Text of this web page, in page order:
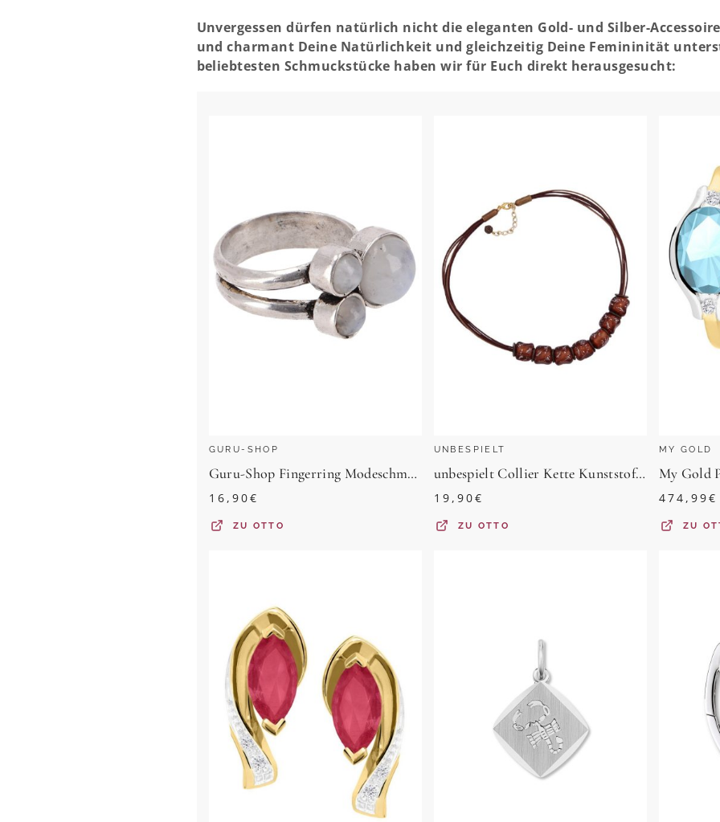
Unvergessen dürfen natürlich nicht die eleganten Gold- und Silber-
und charmant Deine Natürlichkeit und gleichzeitig Deine Femininität
beliebtesten Schmuckstücke haben wir für Euch direkt herausgesucht:
GURU-SHOP
Guru-Shop Fingerring Modeschmuck Ring, Boho Ring -..
16,90€
ZU OTTO
UNBESPIELT
unbespielt Collier Kette Kunststoff-Perlen braun-transparent-silber mit Kordel 50 cm, Modeschmuck für Damen
19,90€
ZU OTTO
MY GOLD
474,99€
ZU